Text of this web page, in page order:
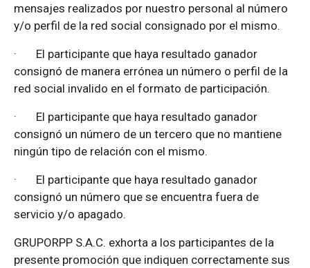
mensajes realizados por nuestro personal al número
y/o perfil de la red social consignado por el mismo.
· El participante que haya resultado ganador
consignó de manera errónea un número o perfil de la
red social invalido en el formato de participación.
· El participante que haya resultado ganador
consignó un número de un tercero que no mantiene
ningún tipo de relación con el mismo.
· El participante que haya resultado ganador
consignó un número que se encuentra fuera de
servicio y/o apagado.
GRUPORPP S.A.C. exhorta a los participantes de la
presente promoción que indiquen correctamente sus